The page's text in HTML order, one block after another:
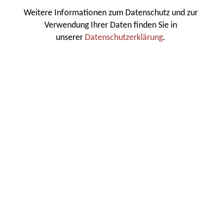
Weitere Informationen zum Datenschutz und zur
Verwendung Ihrer Daten finden Sie in
unserer Datenschutzerklärung.